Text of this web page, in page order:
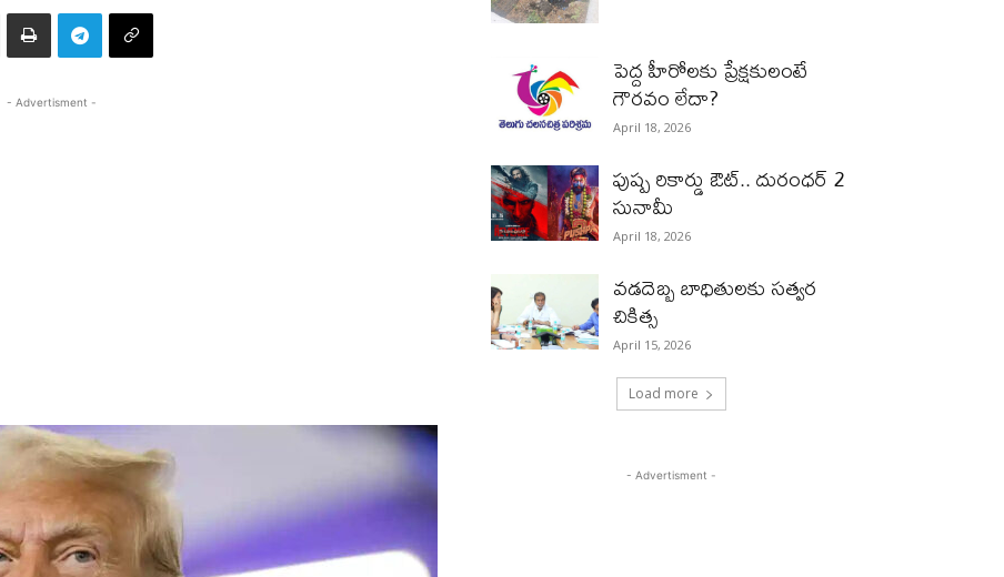
- Advertisment -
పెద్ద హీరోల‌కు ప్రేక్ష‌కులంటే
గౌర‌వం లేదా?
April 18, 2026
పుష్ప రికార్డు ఔట్‌.. దురంధ‌ర్ 2
సునామీ
April 18, 2026
వడదెబ్బ బాధితులకు సత్వర
చికిత్స
April 15, 2026
Load more
- Advertisment -